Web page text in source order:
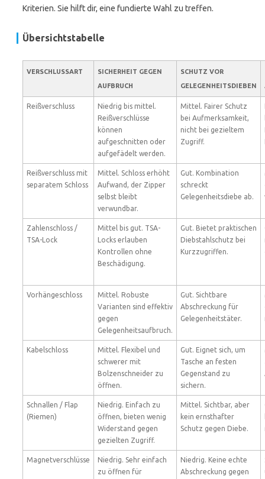
Kriterien. Sie hilft dir, eine fundierte Wahl zu treffen.
Übersichtstabelle
VERSCHLUSSART
SICHERHEIT GEGEN
AUFBRUCH
SCHUTZ VOR
GELEGENHEITSDIEBEN
Reißverschluss
Niedrig bis mittel.
Reißverschlüsse
können
aufgeschnitten oder
aufgefädelt werden.
Mittel. Fairer Schutz
bei Aufmerksamkeit,
nicht bei gezieltem
Zugriff.
Reißverschluss mit
separatem Schloss
Mittel. Schloss erhöht
Aufwand, der Zipper
selbst bleibt
verwundbar.
Gut. Kombination
schreckt
Gelegenheitsdiebe ab.
Zahlenschloss /
TSA-Lock
Mittel bis gut. TSA-
Locks erlauben
Kontrollen ohne
Beschädigung.
Gut. Bietet praktischen
Diebstahlschutz bei
Kurzzugriffen.
Vorhängeschloss
Mittel. Robuste
Varianten sind effektiv
gegen
Gelegenheitsaufbruch.
Gut. Sichtbare
Abschreckung für
Gelegenheitstäter.
Kabelschloss
Mittel. Flexibel und
schwerer mit
Bolzenschneider zu
öffnen.
Gut. Eignet sich, um
Tasche an festen
Gegenstand zu
sichern.
Schnallen / Flap
(Riemen)
Niedrig. Einfach zu
öffnen, bieten wenig
Widerstand gegen
gezielten Zugriff.
Mittel. Sichtbar, aber
kein ernsthafter
Schutz gegen Diebe.
Magnetverschlüsse
Niedrig. Sehr einfach
zu öffnen für
Niedrig. Keine echte
Abschreckung gegen